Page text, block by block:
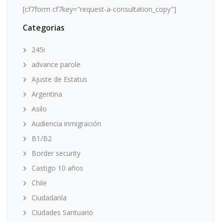
[cf7form cf7key="request-a-consultation_copy"]
Categorias
245i
advance parole
Ajuste de Estatus
Argentina
Asilo
Audiencia inmigración
B1/B2
Border security
Castigo 10 años
Chile
Ciudadanía
Ciudades Santuario